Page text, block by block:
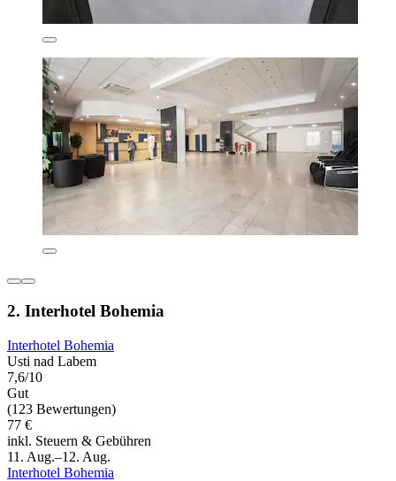
2. Interhotel Bohemia
Interhotel Bohemia
Usti nad Labem
7,6/10
Gut
(123 Bewertungen)
77 €
inkl. Steuern & Gebühren
11. Aug.–12. Aug.
Interhotel Bohemia